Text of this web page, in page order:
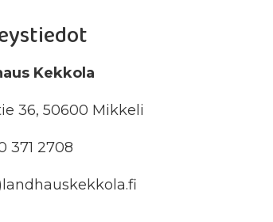
Kekkola
36, 50600 Mikkeli
371 2708